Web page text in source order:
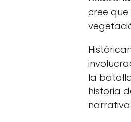
cree que
la
historia